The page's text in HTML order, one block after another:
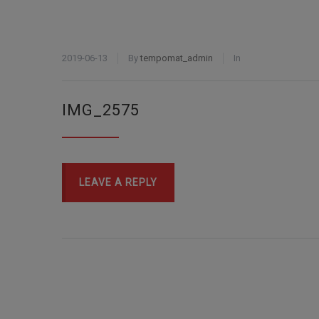
2019-06-13 Bytempomat_admin In
IMG_2575
LEAVE A REPLY